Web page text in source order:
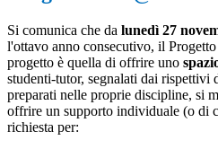
Si comunica che da lunedì 27
l'ottavo anno consecutivo, il Progetto
progetto è quella di offrire uno
studenti-tutor, segnalati dai rispettivi
preparati nelle proprie discipline, si
offrire un supporto individuale (o di
richiesta per: